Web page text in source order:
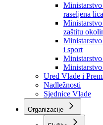
Ministarstvo
Ministarstvo
raseljena
Ministarstvo
zaštitu
i sport
Ministarstvo
Ministarstvo
Ured Vlade i
Nadležnosti
Sjednice Vlade